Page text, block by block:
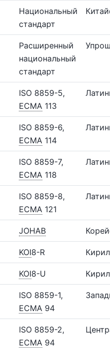
Национальный
стандарт
Расширенный
национальный
стандарт
ISO 8859-5,
ECMA 113
ISO 8859-6,
ECMA 114
ISO 8859-7,
ECMA 118
ISO 8859-8,
ECMA 121
JOHAB
KOI8-R
KOI8-U
ISO 8859-1,
ECMA 94
ISO 8859-2,
ECMA 94